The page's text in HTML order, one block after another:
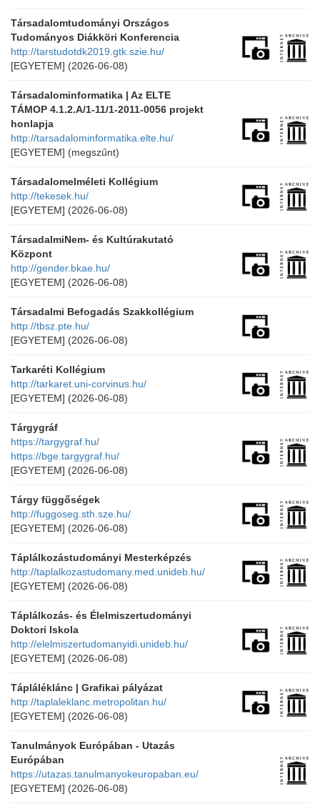
Társadalomtudományi Országos
Tudományos Diákköri Konferencia
http://tarstudotdk2019.gtk.szie.hu/
[EGYETEM] (2026-06-08)
Társadalominformatika | Az ELTE
TÁMOP 4.1.2.A/1-11/1-2011-0056 projekt
honlapja
http://tarsadalominformatika.elte.hu/
[EGYETEM] (megszűnt)
Társadalomelméleti Kollégium
http://tekesek.hu/
[EGYETEM] (2026-06-08)
TársadalmiNem- és Kultúrakutató
Központ
http://gender.bkae.hu/
[EGYETEM] (2026-06-08)
Társadalmi Befogadás Szakkollégium
http://tbsz.pte.hu/
[EGYETEM] (2026-06-08)
Tarkaréti Kollégium
http://tarkaret.uni-corvinus.hu/
[EGYETEM] (2026-06-08)
Tárgygráf
https://targygraf.hu/
https://bge.targygraf.hu/
[EGYETEM] (2026-06-08)
Tárgy függőségek
http://fuggoseg.sth.sze.hu/
[EGYETEM] (2026-06-08)
Táplálkozástudományi Mesterképzés
http://taplalkozastudomany.med.unideb.hu/
[EGYETEM] (2026-06-08)
Táplálkozás- és Élelmiszertudományi
Doktori Iskola
http://elelmiszertudomanyidi.unideb.hu/
[EGYETEM] (2026-06-08)
Tápláléklánc | Grafikai pályázat
http://taplaleklanc.metropolitan.hu/
[EGYETEM] (2026-06-08)
Tanulmányok Európában - Utazás
Európában
https://utazas.tanulmanyokeuropaban.eu/
[EGYETEM] (2026-06-08)